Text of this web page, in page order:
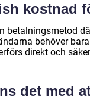
kostnad
betalningsmetod
behöver
direkt och
det med